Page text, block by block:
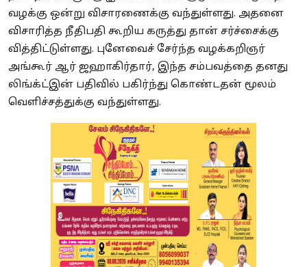
வழக்கு ஒன்று விசாரணைக்கு வந்துள்ளது. அதனை
விசாரித்த நீதிபதி கூறிய கருத்து தான் சர்ச்சைக்கு
வித்திட்டுள்ளது. புனேவைச் சேர்ந்த வழக்கறிஞர்
அங்கூர் ஆர் ஜஹாகிர்தார், இந்த சம்பவத்தை தனது
லிங்க்ட்இன் பதிவில் பகிர்ந்து கொண்டதன் மூலம்
வெளிச்சத்துக்கு வந்துள்ளது.